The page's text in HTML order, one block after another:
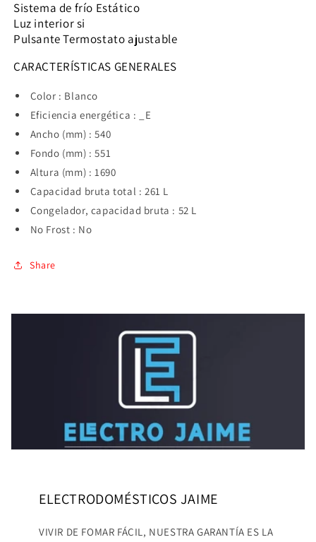
Sistema de frío Estático
Luz interior si
Pulsante Termostato ajustable
CARACTERÍSTICAS GENERALES
Color : Blanco
Eficiencia energética : _E
Ancho (mm) : 540
Fondo (mm) : 551
Altura (mm) : 1690
Capacidad bruta total : 261 L
Congelador, capacidad bruta : 52 L
No Frost : No
Share
ELECTRODOMÉSTICOS JAIME
VIVIR DE FOMAR FÁCIL, NUESTRA GARANTÍA ES LA